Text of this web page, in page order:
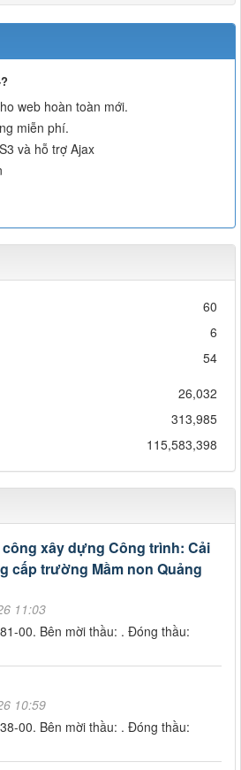
web hoàn toàn mới.
miễn phí.
và hỗ trợ Ajax
60
6
54
26,032
313,985
115,583,398
xây dựng Công trình: Cải
cấp trường Mầm non Quảng
11:03
00. Bên mời thầu: . Đóng thầu:
10:59
00. Bên mời thầu: . Đóng thầu: